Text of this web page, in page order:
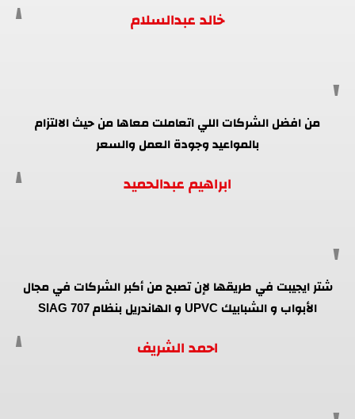
خالد عبدالسلام
من افضل الشركات اللي اتعاملت معاها من حيث الالتزام
بالمواعيد وجودة العمل والسعر
ابراهيم عبدالحميد
شتر ايجيبت في طريقها لإن تصبح من أكبر الشركات في مجال
الأبواب و الشبابيك UPVC و الهاندريل بنظام SIAG 707
احمد الشريف